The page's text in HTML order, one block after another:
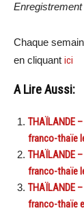
Enregistrement
Chaque
en cliquant ici
A Lire Aussi:
THAÏLANDE
franco-thaïe
THAÏLANDE
franco-thaïe
THAÏLANDE
franco-thaïe